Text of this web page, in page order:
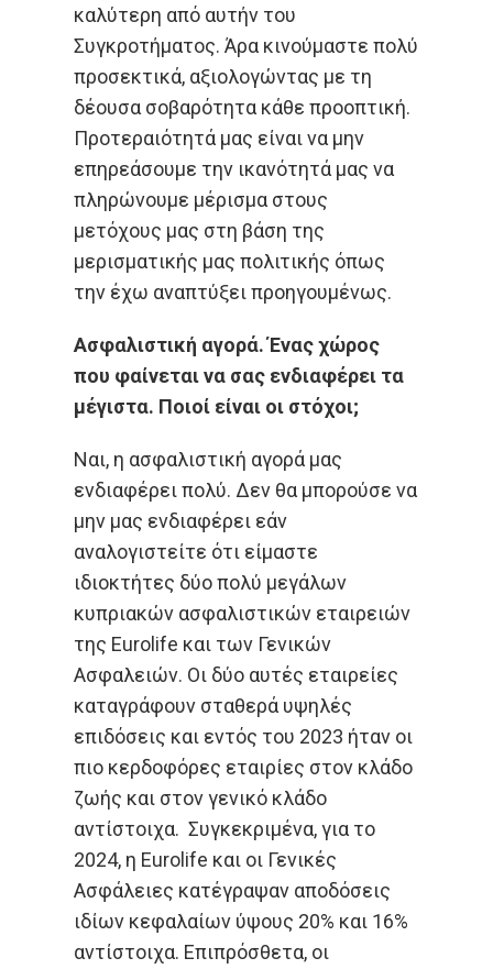
καλύτερη από αυτήν του
Συγκροτήματος. Άρα κινούμαστε πολύ
προσεκτικά, αξιολογώντας με τη
δέουσα σοβαρότητα κάθε προοπτική.
Προτεραιότητά μας είναι να μην
επηρεάσουμε την ικανότητά μας να
πληρώνουμε μέρισμα στους
μετόχους μας στη βάση της
μερισματικής μας πολιτικής όπως
την έχω αναπτύξει προηγουμένως.
Ασφαλιστική αγορά. Ένας χώρος
που φαίνεται να σας ενδιαφέρει τα
μέγιστα. Ποιοί είναι οι στόχοι;
Ναι, η ασφαλιστική αγορά μας
ενδιαφέρει πολύ. Δεν θα μπορούσε να
μην μας ενδιαφέρει εάν
αναλογιστείτε ότι είμαστε
ιδιοκτήτες δύο πολύ μεγάλων
κυπριακών ασφαλιστικών εταιρειών
της Eurolife και των Γενικών
Ασφαλειών. Οι δύο αυτές εταιρείες
καταγράφουν σταθερά υψηλές
επιδόσεις και εντός του 2023 ήταν οι
πιο κερδοφόρες εταιρίες στον κλάδο
ζωής και στον γενικό κλάδο
αντίστοιχα. Συγκεκριμένα, για το
2024, η Eurolife και οι Γενικές
Ασφάλειες κατέγραψαν αποδόσεις
ιδίων κεφαλαίων ύψους 20% και 16%
αντίστοιχα. Επιπρόσθετα, οι